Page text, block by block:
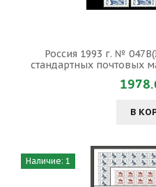
Россия 1993 г. №
стандартных почтовых
В
Наличие: 1